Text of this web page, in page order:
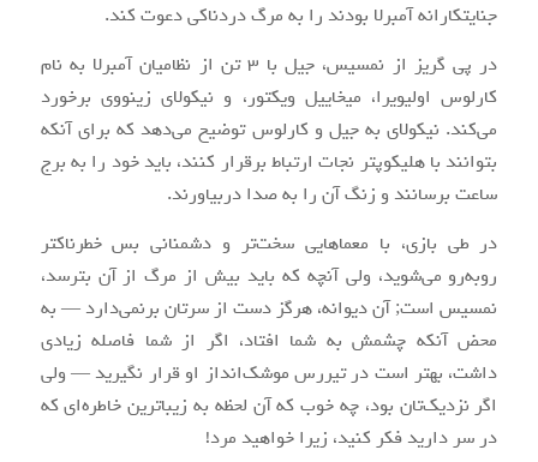
جنایتکارانه آمبرلا بودند را به مرگ دردناکی دعوت کند.
در پی گریز از نمسیس، جیل با ۳ تن از نظامیان آمبرلا به نام
کارلوس اولیویرا، میخاییل ویکتور، و نیکولای زینووی برخورد
می‌کند. نیکولای به جیل و کارلوس توضیح می‌دهد که برای آنکه
بتوانند با هلیکوپتر نجات ارتباط برقرار کنند، باید خود را به برج
ساعت برسانند و زنگ آن را به صدا دربیاورند.
در طی بازی، با معماهایی سخت‌تر و دشمنانی بس خطرناکتر
روبه‌رو می‌شوید، ولی آنچه که باید بیش از مرگ از آن بترسد،
نمسیس است; آن دیوانه، هرگز دست از سرتان برنمی‌دارد — به
محض آنکه چشمش به شما افتاد، اگر از شما فاصله زیادی
داشت، بهتر است در تیررس موشک‌انداز او قرار نگیرید — ولی
اگر نزدیک‌تان بود، چه خوب که آن لحظه به زیباترین خاطره‌ای که
در سر دارید فکر کنید، زیرا خواهید مرد!